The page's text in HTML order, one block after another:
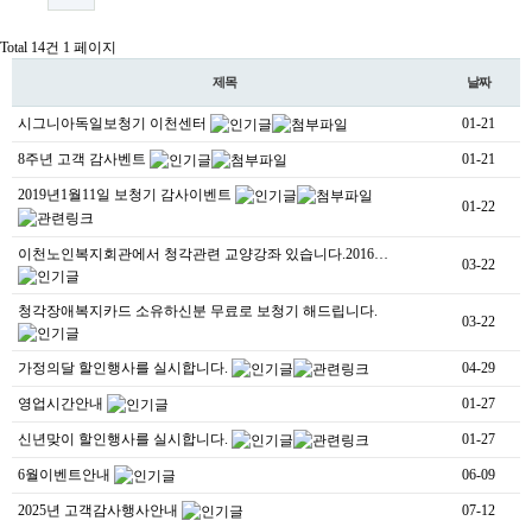
Total 14건 1 페이지
제목 날짜
시그니아독일보청기 이천센터 01-21
8주년 고객 감사벤트 01-21
2019년1월11일 보청기 감사이벤트
01-22
이천노인복지회관에서 청각관련 교양강좌 있습니다.2016…
03-22
청각장애복지카드 소유하신분 무료로 보청기 해드립니다.
03-22
가정의달 할인행사를 실시합니다. 04-29
영업시간안내 01-27
신년맞이 할인행사를 실시합니다. 01-27
6월이벤트안내 06-09
2025년 고객감사행사안내 07-12